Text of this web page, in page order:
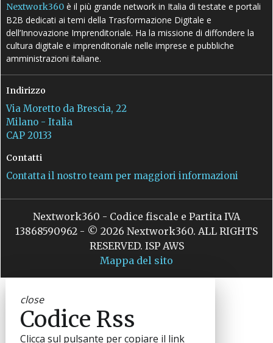
Nextwork360 è il più grande network in Italia di testate e portali
B2B dedicati ai temi della Trasformazione Digitale e
dell’Innovazione Imprenditoriale. Ha la missione di diffondere la
cultura digitale e imprenditoriale nelle imprese e pubbliche
amministrazioni italiane.
Indirizzo
Via Moretto da Brescia, 22
Milano - Italia
CAP 20133
Contatti
Contatta il nostro team per maggiori informazioni
Nextwork360 - Codice fiscale e Partita IVA
13868590962 - © 2026 Nextwork360. ALL RIGHTS
RESERVED. ISP AWS
Mappa del sito
close
Codice Rss
Clicca sul pulsante per copiare il link